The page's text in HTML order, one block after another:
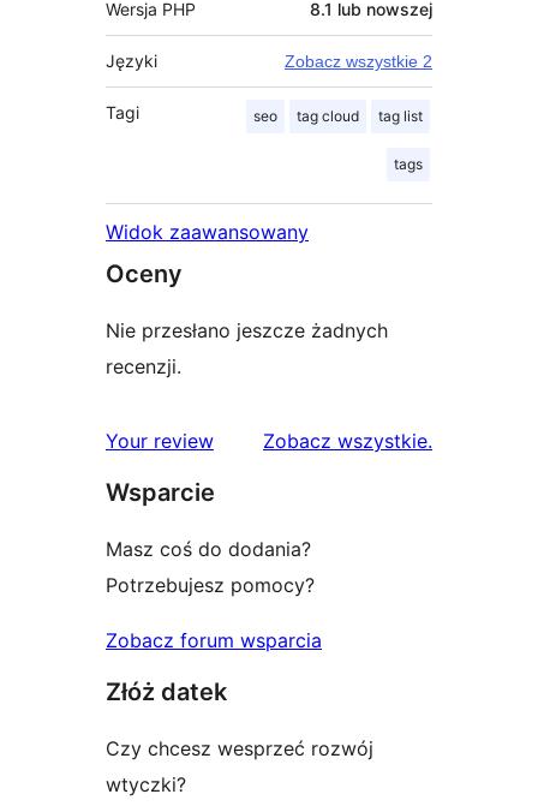
Wersja PHP 8.1 lub nowszej
Języki Zobacz wszystkie 2
Tagi seo tag cloud tag list
tags
Widok zaawansowany
Oceny
Nie przesłano jeszcze żadnych
recenzji.
Your review Zobacz wszystkierecenzje
.
Wsparcie
Masz coś do dodania?
Potrzebujesz pomocy?
Zobacz forum wsparcia
Złóż datek
Czy chcesz wesprzeć rozwój
wtyczki?